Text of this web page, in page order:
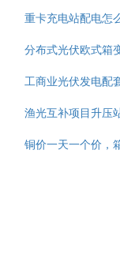
重卡充电站配电怎
分布式光伏欧式箱
工商业光伏发电配
渔光互补项目升压
铜价一天一个价，